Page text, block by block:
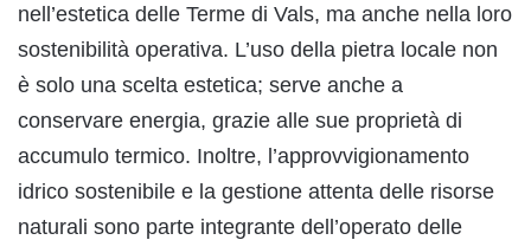
nell’estetica delle Terme di Vals, ma anche nella loro
sostenibilità operativa. L’uso della pietra locale non
è solo una scelta estetica; serve anche a
conservare energia, grazie alle sue proprietà di
accumulo termico. Inoltre, l’approvvigionamento
idrico sostenibile e la gestione attenta delle risorse
naturali sono parte integrante dell’operato delle